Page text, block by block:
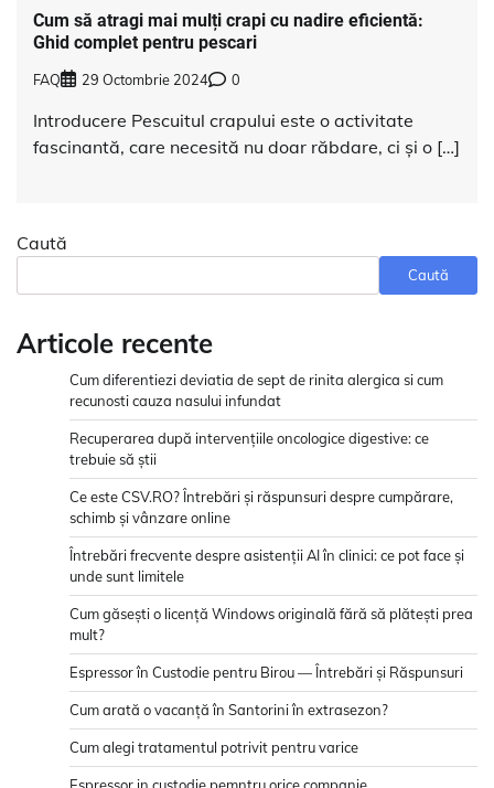
Cum să atragi mai mulți crapi cu nadire eficientă:
Ghid complet pentru pescari
FAQ 29 Octombrie 2024 0
Introducere Pescuitul crapului este o activitate
fascinantă, care necesită nu doar răbdare, ci și o […]
Caută
Caută
Articole recente
Cum diferentiezi deviatia de sept de rinita alergica si cum
recunosti cauza nasului infundat
Recuperarea după intervențiile oncologice digestive: ce
trebuie să știi
Ce este CSV.RO? Întrebări și răspunsuri despre cumpărare,
schimb și vânzare online
Întrebări frecvente despre asistenții AI în clinici: ce pot face și
unde sunt limitele
Cum găsești o licență Windows originală fără să plătești prea
mult?
Espressor în Custodie pentru Birou — Întrebări și Răspunsuri
Cum arată o vacanță în Santorini în extrasezon?
Cum alegi tratamentul potrivit pentru varice